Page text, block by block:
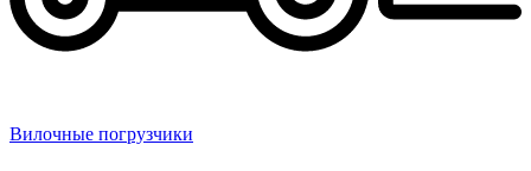
Вилочные погрузчики